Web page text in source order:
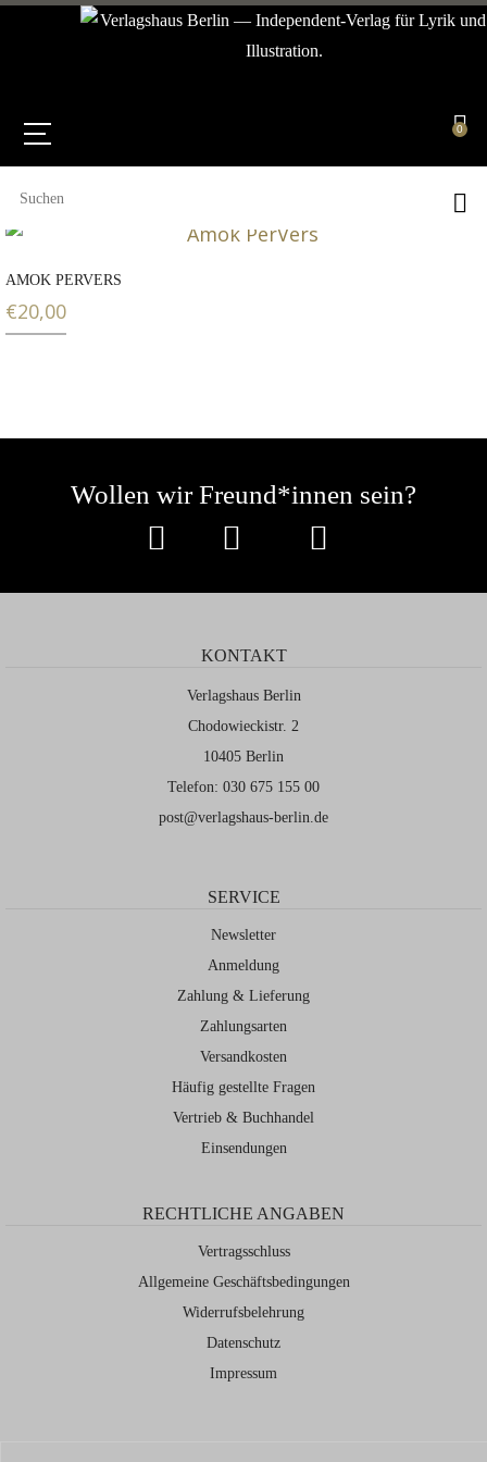
0
AMOK PERVERS
€20,00
Wollen wir Freund*innen sein?
KONTAKT
Verlagshaus Berlin
Chodowieckistr. 2
10405 Berlin
Telefon: 030 675 155 00
post@verlagshaus-berlin.de
SERVICE
Newsletter
Anmeldung
Zahlung & Lieferung
Zahlungsarten
Versandkosten
Häufig gestellte Fragen
Vertrieb & Buchhandel
Einsendungen
RECHTLICHE ANGABEN
Vertragsschluss
Allgemeine Geschäftsbedingungen
Widerrufsbelehrung
Datenschutz
Impressum